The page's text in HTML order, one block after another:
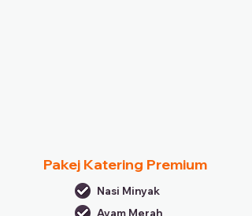
Pakej Katering Premium
Nasi Minyak
Ayam Merah